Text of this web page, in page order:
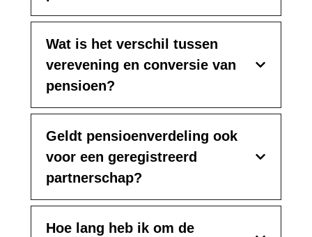
Wat is het verschil tussen
verevening en conversie van
pensioen?
Geldt pensioenverdeling ook
voor een geregistreerd
partnerschap?
Hoe lang heb ik om de